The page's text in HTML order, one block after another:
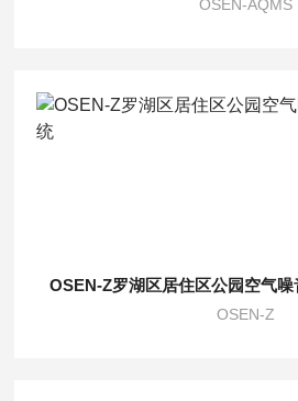
OSEN-AQMS
OSEN-Z罗湖区居住区公园空气
OSEN-Z